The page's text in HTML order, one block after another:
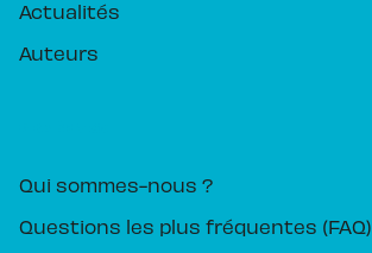
Actualités
Auteurs
Qui sommes-nous ?
Questions les plus fréquentes (FAQ)